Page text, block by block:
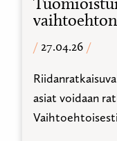
27.04.26
asiat voidaan